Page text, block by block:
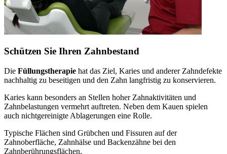
Schützen Sie Ihren Zahnbestand
Die Füllungstherapie hat das Ziel, Karies und anderer Zahndefekte
nachhaltig zu beseitigen und den Zahn langfristig zu konservieren.
Karies kann besonders an Stellen hoher Zahnaktivitäten und
Zahnbelastungen vermehrt auftreten. Neben dem Kauen spielen
auch nichtgereinigte Ablagerungen eine Rolle.
Typische Flächen sind Grübchen und Fissuren auf der
Zahnoberfläche, Zahnhälse und Backenzähne bei den
Zahnberührungsflächen.